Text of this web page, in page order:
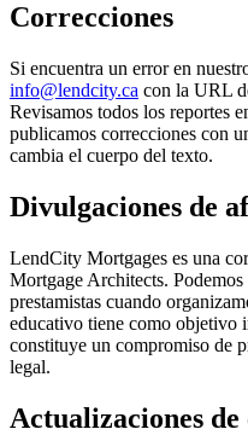
Correcciones
Si encuentra un error en
info@lendcity.ca con la URL
Revisamos todos los reportes
publicamos correcciones con
cambia el cuerpo del texto.
Divulgaciones de
LendCity Mortgages es una
Mortgage Architects.
prestamistas cuando
educativo tiene como objetivo
constituye un compromiso de
legal.
Actualizaciones de